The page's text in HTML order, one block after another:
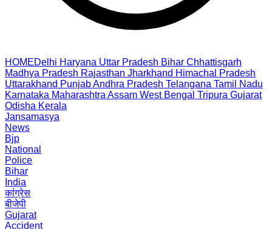
HOMEDelhi Haryana Uttar Pradesh Bihar Chhattisgarh
Madhya Pradesh Rajasthan Jharkhand Himachal Pradesh
Uttarakhand PunjabAndhra Pradesh Telangana Tamil Nadu
Karnataka Maharashtra Assam West Bengal Tripura Gujarat
Odisha Kerala
Jansamasya
News
Bjp
National
Police
Bihar
India
कांग्रेस
बीजेपी
Gujarat
Accident